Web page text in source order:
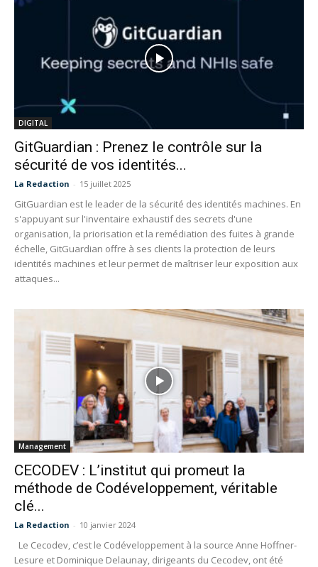
DIGITAL
GitGuardian : Prenez le contrôle sur la
sécurité de vos identités...
La Redaction - 15 juillet 2025
GitGuardian est le leader de la sécurité des identités machines. En
s'appuyant sur l'inventaire exhaustif des secrets d'une
organisation, la priorisation et la remédiation des fuites à grande
échelle, GitGuardian offre à ses clients la protection de leurs
identités machines et leur permet de maîtriser leur exposition aux
attaques...
Management
CECODEV : L’institut qui promeut la
méthode de Codéveloppement, véritable
clé...
La Redaction - 10 janvier 2024
Le Cecodev, c’est le Codéveloppement à la source Anne Hoffner-
Lesure et Dominique Delaunay, dirigeants du Cecodev, ont été